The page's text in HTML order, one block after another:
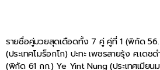
รายชื่อคู่มวยสุดเดือดทั้ง 7 คู่ คู่ที่ 1 (พิกัด
(ประเทศโมร็อกโก) ปะทะ เพชรสายรุ้ง ศ.เดช
(พิกัด 61 กก.) Ye Yint Nung (ประเทศเมียน